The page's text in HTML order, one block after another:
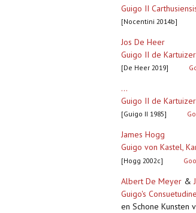
Guigo II
[Nocentini 2014b]
Jos De Heer
Guigo II de
[De Heer 2019]
...
Guigo II de
[Guigo II 1985]
James Hogg
Guigo von Kastel,
[Hogg 2002c]
Albert De Meyer &
Guigo's
en Schone Kunsten